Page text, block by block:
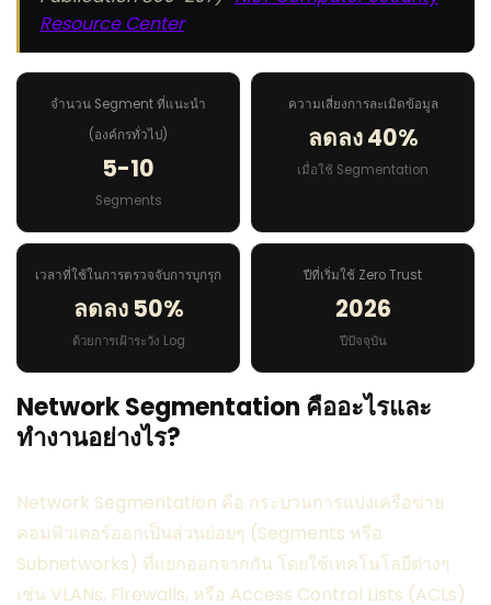
Resource Center
จำนวน Segment ที่แนะนำ
(องค์กรทั่วไป)
5-10
Segments
ความเสี่ยงการละเมิดข้อมูล
ลดลง 40%
เมื่อใช้ Segmentation
เวลาที่ใช้ในการตรวจจับการบุกรุก
ลดลง 50%
ด้วยการเฝ้าระวัง Log
ปีที่เริ่มใช้ Zero Trust
2026
ปีปัจจุบัน
Network Segmentation คืออะไรและ
ทำงานอย่างไร?
Network Segmentation คือ กระบวนการแบ่งเครือข่าย
คอมพิวเตอร์ออกเป็นส่วนย่อยๆ (Segments หรือ
Subnetworks) ที่แยกออกจากกัน โดยใช้เทคโนโลยีต่างๆ
เช่น VLANs, Firewalls, หรือ Access Control Lists (ACLs)